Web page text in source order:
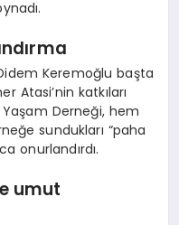
Keremoğlu başta
Atasi’nin katkıları
Yaşam Derneği, hem
sundukları “paha
onurlandırdı.
umut